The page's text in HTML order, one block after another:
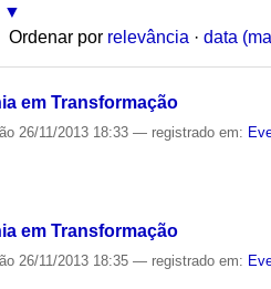
Ordenar por relevância · data
em Transformação
26/11/2013 18:33— registrado em:
em Transformação
26/11/2013 18:35— registrado em: